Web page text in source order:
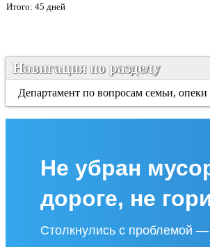
Итого: 45 дней
Навигация по разделу
Департамент по вопросам семьи, опеки
Не убран
дороге, не
Столкнулись с проблемой